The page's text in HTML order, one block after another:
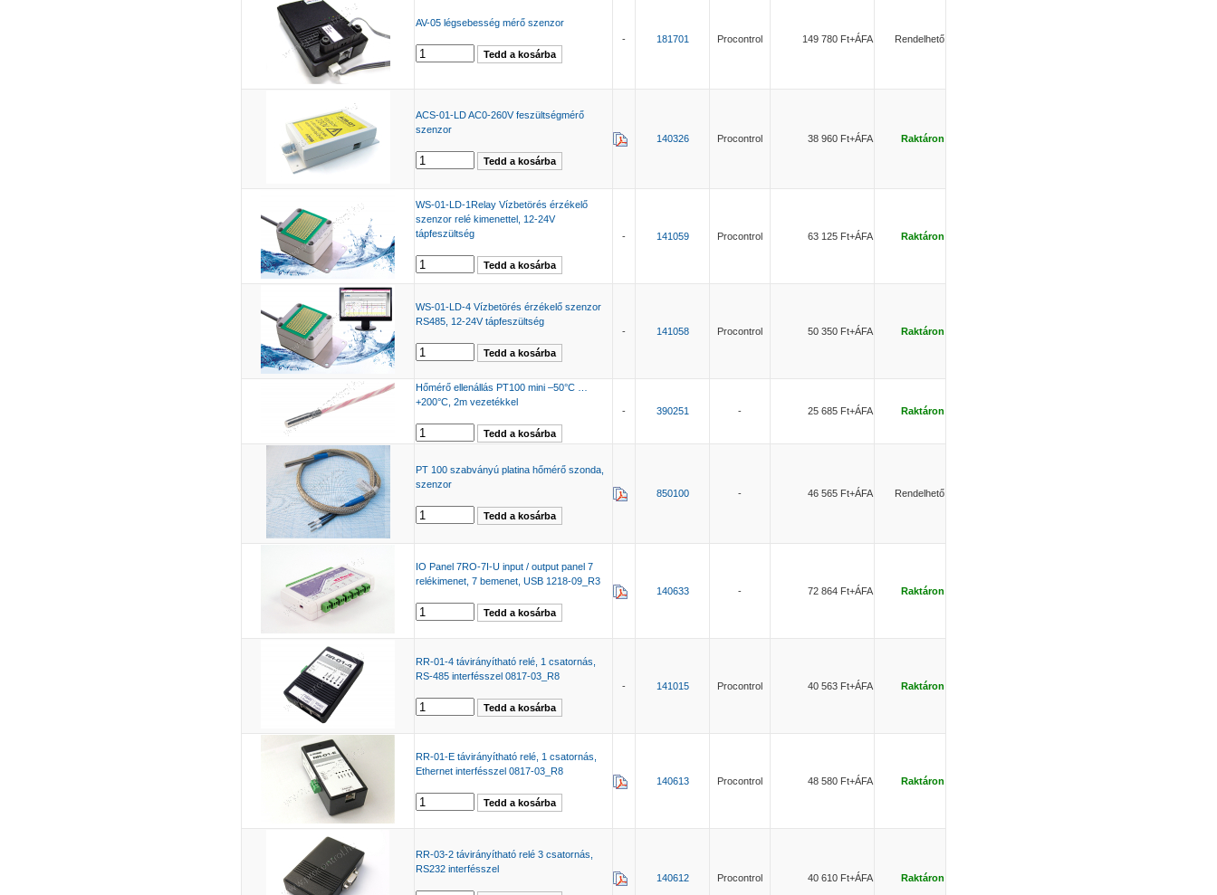
AV-05 légsebesség mérő szenzor
-
181701 Procontrol 149 780 Ft+ÁFA Rendelhető
ACS-01-LD AC0-260V feszültségmérő
szenzor
140326
Procontrol 38 960 Ft+ÁFA Raktáron
WS-01-LD-1Relay Vízbetörés érzékelő
szenzor relé kimenettel, 12-24V
tápfeszültség
- 141059 Procontrol 63 125 Ft+ÁFA Raktáron
WS-01-LD-4 Vízbetörés érzékelő szenzor
RS485, 12-24V tápfeszültség
-
141058 Procontrol 50 350 Ft+ÁFA Raktáron
Hőmérő ellenállás PT100 mini –50°C …
+200°C, 2m vezetékkel
-
390251 - 25 685 Ft+ÁFA Raktáron
PT 100 szabványú platina hőmérő szonda,
szenzor
850100
- 46 565 Ft+ÁFA Rendelhető
IO Panel 7RO-7I-U input / output panel 7
relékimenet, 7 bemenet, USB 1218-09_R3
140633
- 72 864 Ft+ÁFA Raktáron
RR-01-4 távirányítható relé, 1 csatornás,
RS-485 interfésszel 0817-03_R8
-
141015 Procontrol 40 563 Ft+ÁFA Raktáron
RR-01-E távirányítható relé, 1 csatornás,
Ethernet interfésszel 0817-03_R8
140613
Procontrol 48 580 Ft+ÁFA Raktáron
RR-03-2 távirányítható relé 3 csatornás,
RS232 interfésszel
140612
Procontrol 40 610 Ft+ÁFA Raktáron